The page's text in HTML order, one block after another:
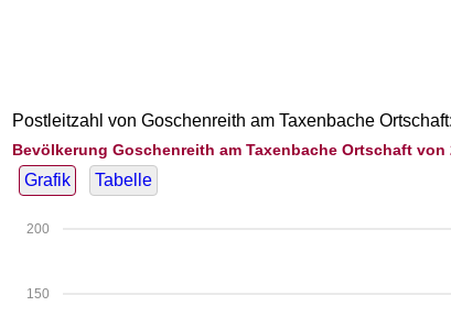
Postleitzahl von Goschenreith am Taxenbache
Bevölkerung Goschenreith am Taxenbache Ortschaft von
Grafik Tabelle
150
200